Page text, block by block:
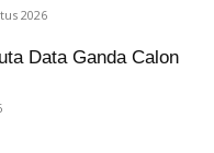
2026
Data Ganda Calon